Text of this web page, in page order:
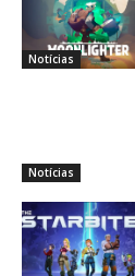
Notícias
Notícias